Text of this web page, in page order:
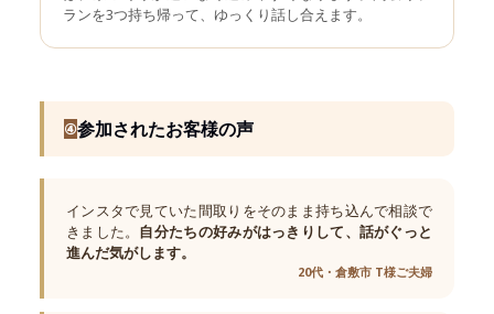
ランを3つ持ち帰って、ゆっくり話し合えます。
④参加されたお客様の声
インスタで見ていた間取りをそのまま持ち込んで相談で
きました。 自分たちの好みがはっきりして、話がぐっと
進んだ気がします。
20代・倉敷市 T様ご夫婦